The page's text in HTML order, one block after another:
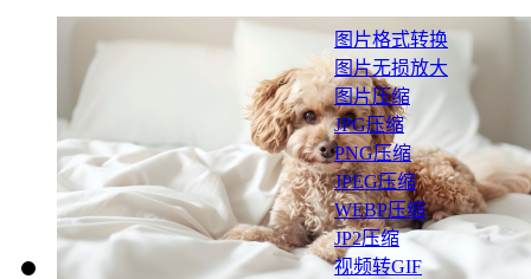
图片格式转换
图片无损放大
图片压缩
JPG压缩
PNG压缩
JPEG压缩
WEBP压缩
JP2压缩
视频转GIF